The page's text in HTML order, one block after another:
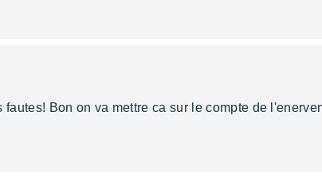
Bon on va mettre ca sur le compte de